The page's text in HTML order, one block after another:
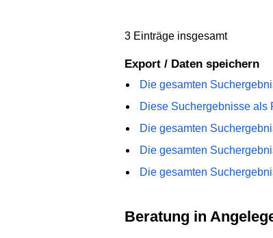
3 Einträge insgesamt
Export / Daten speichern
Die gesamten
Diese Suchergebnisse als
Die gesamten
Die gesamten
Die gesamten
Beratung in